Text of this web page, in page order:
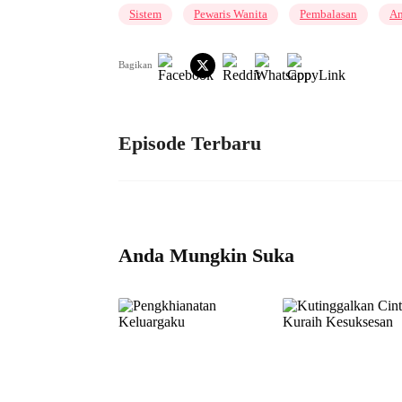
Sistem Pewaris Wanita Pembalasan
Bagikan
Episode Terbaru
Anda Mungkin Suka